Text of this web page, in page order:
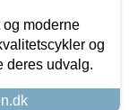
moderne
og
deres udvalg.